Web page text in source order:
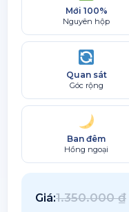
Mới 100%
Nguyên hộp
Quan sát
Góc rộng
Ban đêm
Hồng ngoại
Giá:1.350.000₫